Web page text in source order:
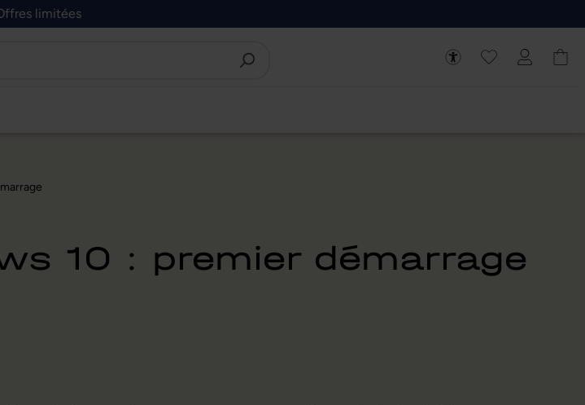
limitées
10 : premier démarrage